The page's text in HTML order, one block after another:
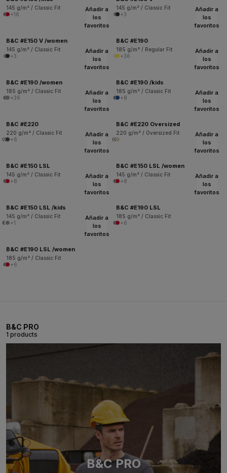
145 g/m² / Classic Fit
+16
145 g/m² / Classic Fit
+3
Añadir a
los
favoritos
B&C #E150 V /women
145 g/m² / Classic Fit
+3
Añadir a
los
favoritos
B&C #E190
185 g/m² / Regular Fit
+36
Añadir a
los
favoritos
B&C #E190 /women
185 g/m² / Classic Fit
+36
Añadir a
los
favoritos
B&C #E190 /kids
185 g/m² / Classic Fit
+8
Añadir a
los
favoritos
B&C #E220
220 g/m² / Classic Fit
+6
Añadir a
los
favoritos
B&C #E220 Oversized
220 g/m² / Oversized Fit
Añadir a
los
favoritos
B&C #E150 LSL
145 g/m² / Classic Fit
+8
Añadir a
los
favoritos
B&C #E150 LSL /women
145 g/m² / Classic Fit
+8
Añadir a
los
favoritos
B&C #E150 LSL /kids
145 g/m² / Classic Fit
+1
Añadir a
los
favoritos
B&C #E190 LSL
185 g/m² / Classic Fit
+6
Añadir a
los
favoritos
B&C #E190 LSL /women
185 g/m² / Classic Fit
+6
B&C PRO
1 products
B&C PRO